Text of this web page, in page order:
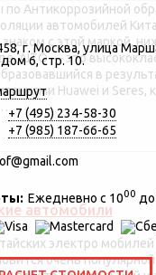
Антикоррозийной
автомобилей
с этой маркой,
AITO — это
в
Huawei и Seres,
автомобили
электро
очень популярной
г. Москва, улица
6, стр. 10.
+7 (495) 234-58-30
+7 (985) 187-66-65
Ежедневно с 1000 до